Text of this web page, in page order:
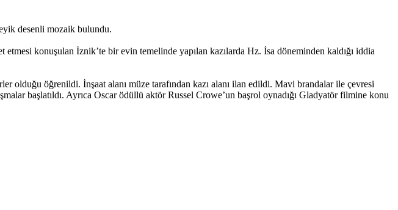
desenli mozaik bulundu.
konuşulan İznik’te bir evin temelinde yapılan kazılarda Hz. İsa döneminden kaldığı iddia
olduğu öğrenildi. İnşaat alanı müze tarafından kazı alanı ilan edildi. Mavi brandalar ile çevresi
başlatıldı. Ayrıca Oscar ödüllü aktör Russel Crowe’un başrol oynadığı Gladyatör filmine konu